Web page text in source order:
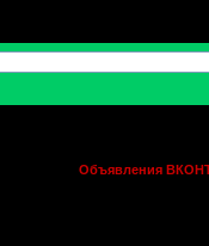
Объявления